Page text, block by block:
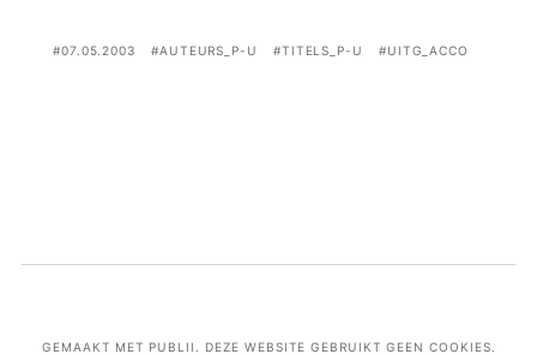
07.05.2003 AUTEURS_P-U TITELS_P-U UITG_ACCO
GEMAAKT MET PUBLII. DEZE WEBSITE GEBRUIKT GEEN COOKIES.